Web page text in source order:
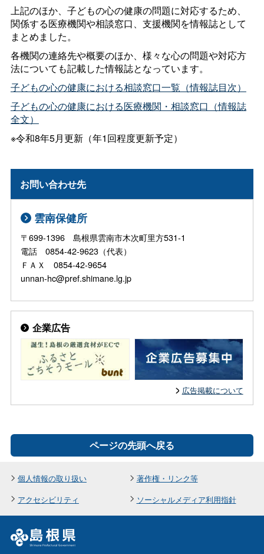
上記のほか、子どもの心の健康の問題に対応するため、
関係する医療機関や相談窓口、支援機関を情報誌として
まとめました。
各機関の連絡先や概要のほか、様々な心の問題や対応方
法についても記載した情報誌となっています。
子どもの心の健康における相談窓口一覧（情報誌目次）
子どもの心の健康における医療機関・相談窓口（情報誌
全文）
※令和8年5月更新（年1回程度更新予定）
お問い合わせ先
雲南保健所
〒699-1396 島根県雲南市木次町里方531-1
電話 0854-42-9623（代表）
ＦＡＸ 0854-42-9654
unnan-hc@pref.shimane.lg.jp
企業広告
広告掲載について
ページの先頭へ戻る
個人情報の取り扱い
著作権・リンク等
アクセシビリティ
ソーシャルメディア利用指針